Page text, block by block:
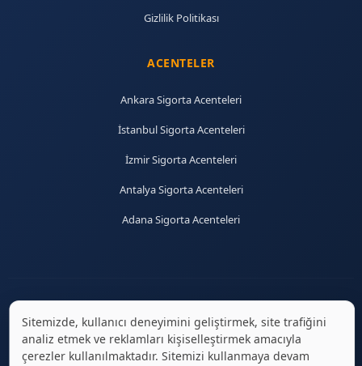
Gizlilik Politikası
ACENTELER
Ankara Sigorta Acenteleri
İstanbul Sigorta Acenteleri
İzmir Sigorta Acenteleri
Antalya Sigorta Acenteleri
Adana Sigorta Acenteleri
© 2026 sigortaciplus.com | Tüm hakları saklıdır.
Sitemizde, kullanıcı deneyimini geliştirmek, site trafiğini
analiz etmek ve reklamları kişiselleştirmek amacıyla
çerezler kullanılmaktadır. Sitemizi kullanmaya devam